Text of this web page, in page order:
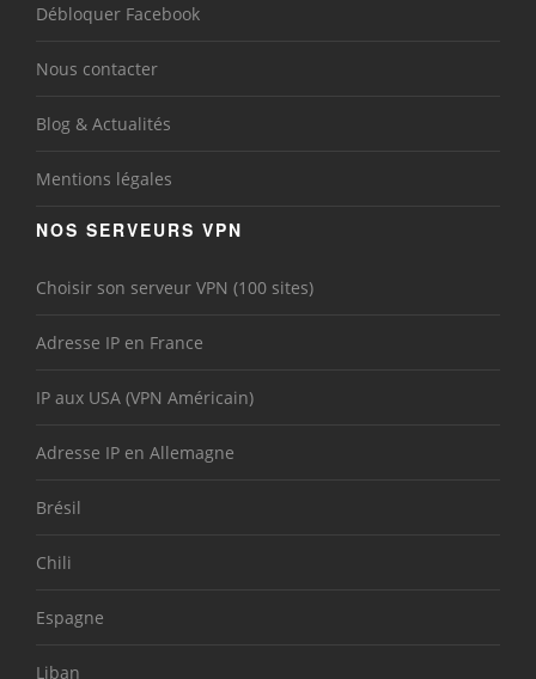
Débloquer Facebook
Nous contacter
Blog & Actualités
Mentions légales
NOS SERVEURS VPN
Choisir son serveur VPN (100 sites)
Adresse IP en France
IP aux USA (VPN Américain)
Adresse IP en Allemagne
Brésil
Chili
Espagne
Liban